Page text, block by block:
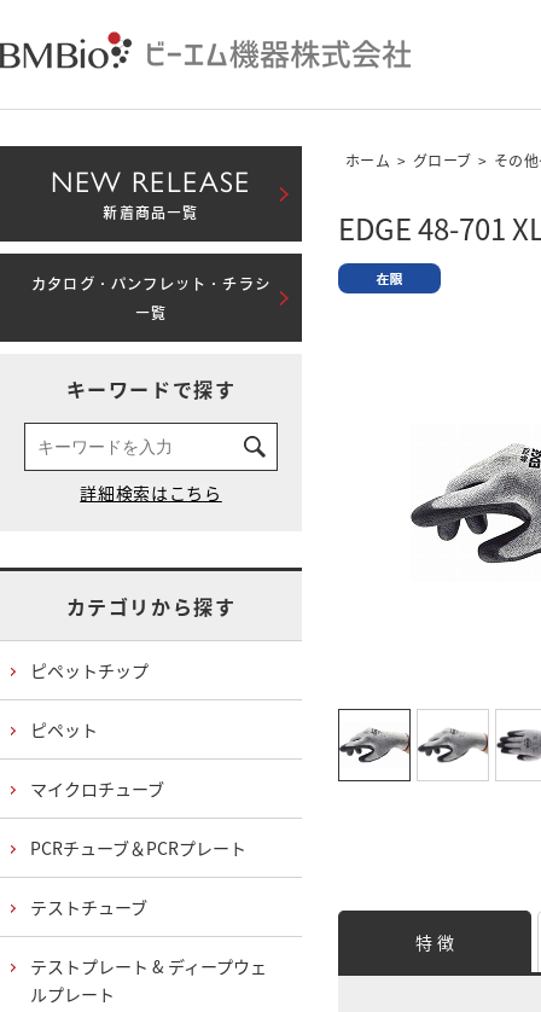
ホーム > グローブ > その
EDGE 48-701
特 徴
NEW RELEASE
新着商品一覧
カタログ・パンフレット・チラシ
一覧
キーワードで探す
カテゴリから探す
ピペットチップ
ピペット
マイクロチューブ
PCRチューブ＆PCRプレート
テストチューブ
テストプレート & ディープウェ
ルプレート